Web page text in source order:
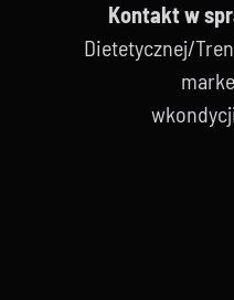
Kontakt w
Dietetycznej/